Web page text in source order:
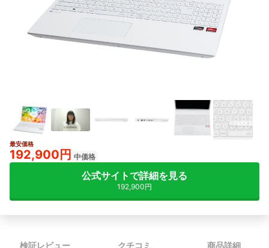
最安価格
192,900円 中価格
公式サイトで詳細を見る
192,900円
検証レビュー クチコミ 商品詳細